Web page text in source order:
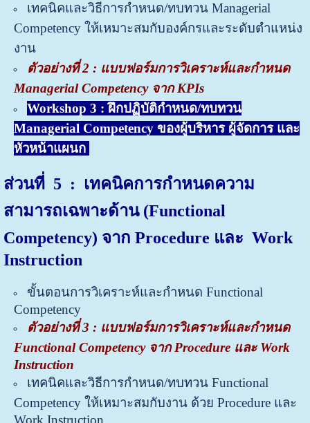
เทคนิคและวิธีการกำหนด/ทบทวน Managerial
Competency ให้เหมาะสมกับองค์กรและระดับตำแหน่ง
งาน
ตัวอย่างที่ 2 : แบบฟอร์มการวิเคราะห์และกำหนด
Managerial Competency จาก KPIs
Workshop 3 : ฝึกปฏิบัติกำหนด/ทบทวน
Managerial Competency ของผู้บริหาร ผู้จัดการ และ
หัวหน้าแผนก
ส่วนที่ 5 : เทคนิคการกำหนดความ
สามารถเฉพาะด้าน (Functional
Competency) จาก Procedure และ Work
Instruction
ขั้นตอนการวิเคราะห์และกำหนด Functional
Competency
ตัวอย่างที่ 3 : แบบฟอร์มการวิเคราะห์และกำหนด
Functional Competency จาก Procedure และ Work
Instruction
เทคนิคและวิธีการกำหนด/ทบทวน Functional
Competency ให้เหมาะสมกับงาน ด้วย Procedure และ
Work Instruction